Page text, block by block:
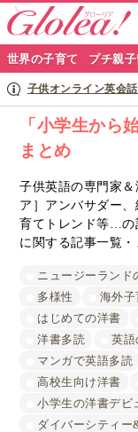
グ
ロ
ア
ナ
ビ
世界の子育て プチ親
子供オンライン英会
「小学生から
まとめ
子供英語の専門家
ア］アンバサダー
育てトレンド等…の
に関する記事一覧・
ニュージーランド
多様性
海外子
はじめての洋書
洋書多読
英語
マンガで英語多読
高校生向け洋書
小学生の洋書デビ
ダイバーシティー